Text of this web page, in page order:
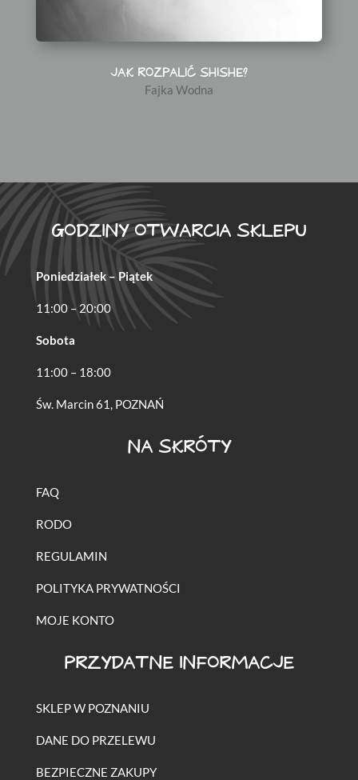
JAK ROZPALIĆ SHISHE?
Fajka Wodna
GODZINY OTWARCIA SKLEPU
Poniedziałek – Piątek
11:00 – 20:00
Sobota
11:00 – 18:00
Św. Marcin 61, POZNAŃ
NA SKRÓTY
FAQ
RODO
REGULAMIN
POLITYKA PRYWATNOŚCI
MOJE KONTO
PRZYDATNE INFORMACJE
SKLEP W POZNANIU
DANE DO PRZELEWU
BEZPIECZNE ZAKUPY